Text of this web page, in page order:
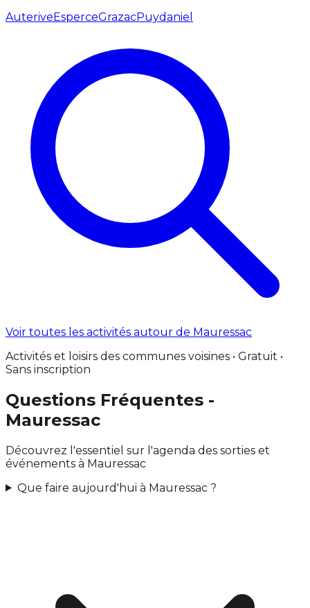
AuteriveEsperceGrazacPuydaniel
Voir toutes les activités autour de Mauressac
Activités et loisirs des communes voisines • Gratuit •
Sans inscription
Questions Fréquentes -
Mauressac
Découvrez l'essentiel sur l'agenda des sorties et
événements à Mauressac
Que faire aujourd'hui à Mauressac ?